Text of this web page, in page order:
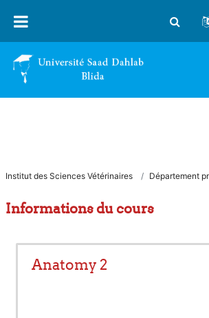
Institut des Sciences Vétérinaires Département
Informations du cours
Anatomy 2